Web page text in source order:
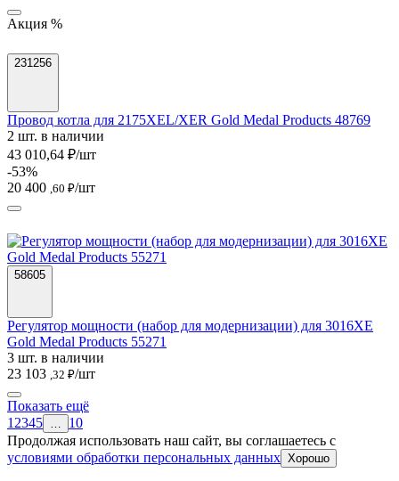
Акция %
231256
Провод котла для 2175XEL/XER Gold Medal Products 48769
2 шт. в наличии
43 010,64 ₽/шт
-53%
20 400 ,60 ₽/шт
58605
Регулятор мощности (набор для модернизации) для 3016XE
Gold Medal Products 55271
3 шт. в наличии
23 103 ,32 ₽/шт
Показать ещё
1 2345
10
Продолжая использовать наш сайт, вы соглашаетесь c
условиями обработки персональных данных Хорошо